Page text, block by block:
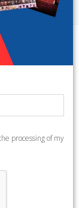
processing of my